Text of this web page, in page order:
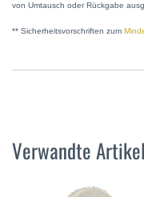
von Umtausch oder Rückgabe
** Sicherheitsvorschriften zum
Verwandte Artikel